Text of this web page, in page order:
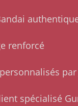
renforcé
par
spécialisé